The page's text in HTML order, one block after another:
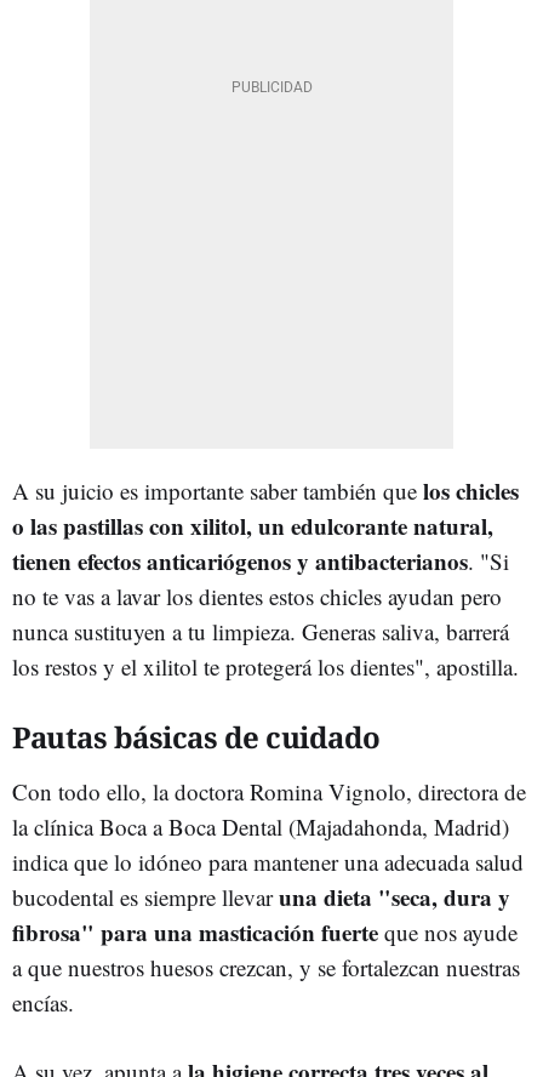
A su juicio es importante saber también que los chicles
o las pastillas con xilitol, un edulcorante natural,
tienen efectos anticariógenos y antibacterianos. "Si
no te vas a lavar los dientes estos chicles ayudan pero
nunca sustituyen a tu limpieza. Generas saliva, barrerá
los restos y el xilitol te protegerá los dientes", apostilla.
Pautas básicas de cuidado
Con todo ello, la doctora Romina Vignolo, directora de
la clínica Boca a Boca Dental (Majadahonda, Madrid)
indica que lo idóneo para mantener una adecuada salud
bucodental es siempre llevaruna dieta "seca, dura y
fibrosa" para una masticación fuerte que nos ayude
a que nuestros huesos crezcan, y se fortalezcan nuestras
encías.